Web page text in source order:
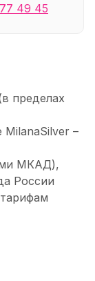
49 45
пределах
–
МКАД),
России